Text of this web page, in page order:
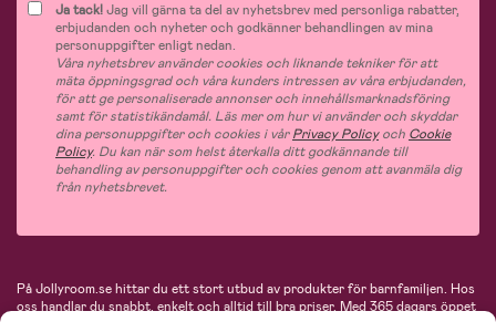
Ja tack!Jag vill gärna ta del av nyhetsbrev med personliga rabatter,
erbjudanden och nyheter och godkänner behandlingen av mina
personuppgifter enligt nedan.
Våra nyhetsbrev använder cookies och liknande tekniker för att
mäta öppningsgrad och våra kunders intressen av våra erbjudanden,
för att ge personaliserade annonser och innehållsmarknadsföring
samt för statistikändamål. Läs mer om hur vi använder och skyddar
dina personuppgifter och cookies i vårPrivacy Policyoch Cookie
Policy. Du kan när som helst återkalla ditt godkännande till
behandling av personuppgifter och cookies genom att avanmäla dig
från nyhetsbrevet.
På Jollyroom.se hittar du ett stort utbud av produkter för barnfamiljen. Hos
oss handlar du snabbt, enkelt och alltid till bra priser.Med 365 dagars öppet